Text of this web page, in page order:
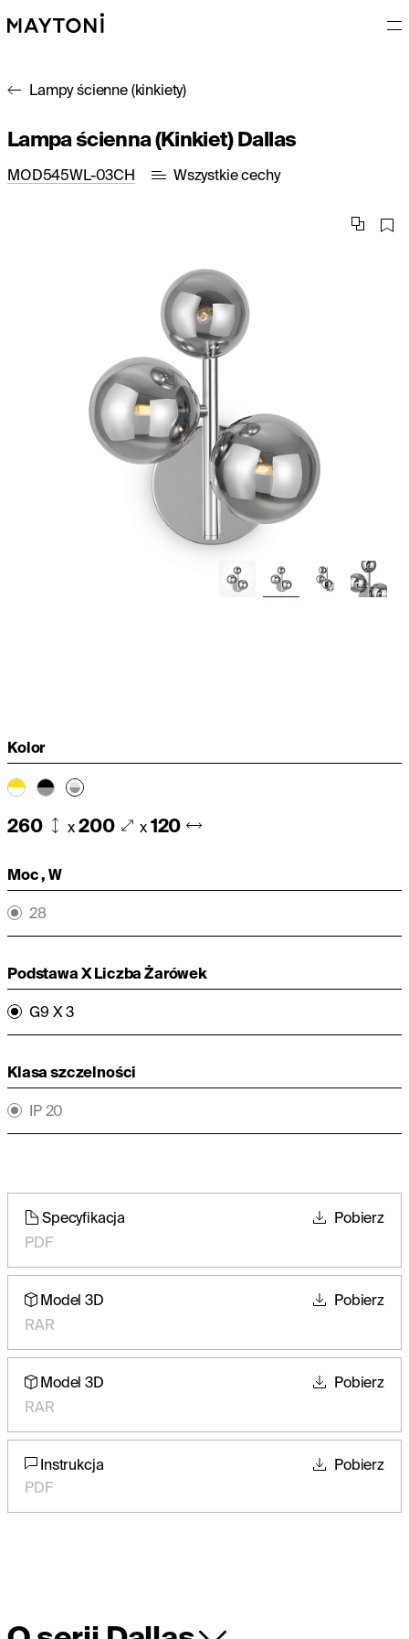
Lampy ścienne (kinkiety)
Lampa ścienna (Kinkiet) Dallas
MOD545WL-03CH Wszystkie cechy
Kolor
260 x 200 x 120
Moc , W
28
Podstawa X Liczba Żarówek
G9 X 3
Klasa szczelności
IP 20
Specyfikacja
PDF
Pobierz
Model 3D
RAR
Pobierz
Model 3D
RAR
Pobierz
Instrukcja
PDF
Pobierz